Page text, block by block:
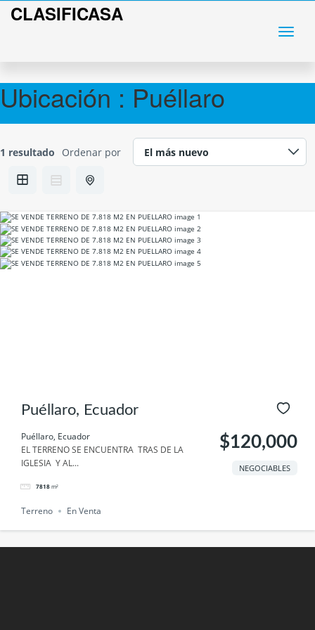
CLASIFICASA
Ubicación : Puéllaro
1 resultado Ordenar por
Puéllaro, Ecuador
Puéllaro, Ecuador
EL TERRENO SE ENCUENTRA TRAS DE LA
IGLESIA Y AL...
7818 m²
$120,000
NEGOCIABLES
Terreno En Venta